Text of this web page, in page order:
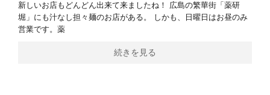
新しいお店もどんどん出来て来ましたね！ 広島の繁華街「薬研
堀」にも汁なし担々麺のお店がある。 しかも、日曜日はお昼のみ
営業です。薬
続きを見る